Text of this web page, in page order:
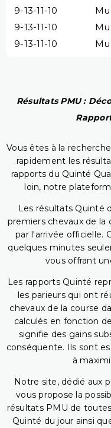
9-13-11-10
9-13-11-10
9-13-11-10
Résultats PMU :
Vous êtes à la
rapidement les
rapports du Quinté
loin, notre
Les résultats Quinté
premiers chevaux de la
par l'arrivée officielle.
quelques minutes
vous offrant
Les rapports Quinté
les parieurs qui ont
chevaux de la course
calculés en fonction
signifie des gains
conséquente. Ils sont
à
Notre site, dédié aux
vous propose la
résultats PMU de
Quinté du jour ainsi